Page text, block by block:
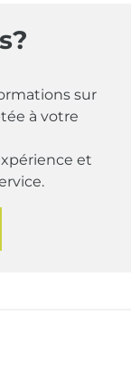
sur
à votre
et